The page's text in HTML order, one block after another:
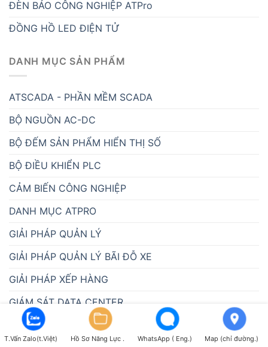
ĐÈN BÁO CÔNG NGHIỆP ATPro
ĐỒNG HỒ LED ĐIỆN TỬ
DANH MỤC SẢN PHẨM
ATSCADA - PHẦN MỀM SCADA
BỘ NGUỒN AC-DC
BỘ ĐẾM SẢN PHẨM HIỂN THỊ SỐ
BỘ ĐIỀU KHIỂN PLC
CẢM BIẾN CÔNG NGHIỆP
DANH MỤC ATPRO
GIẢI PHÁP QUẢN LÝ
GIẢI PHÁP QUẢN LÝ BÃI ĐỖ XE
GIẢI PHÁP XẾP HÀNG
GIÁM SÁT DATA CENTER
GIÁM SÁT NHIỆT ĐỘ KHO LẠNH & TỦ LẠNH
T.Vấn Zalo(t.Việt) Hồ Sơ Năng Lực . WhatsApp ( Eng.) Map (chỉ đường.)